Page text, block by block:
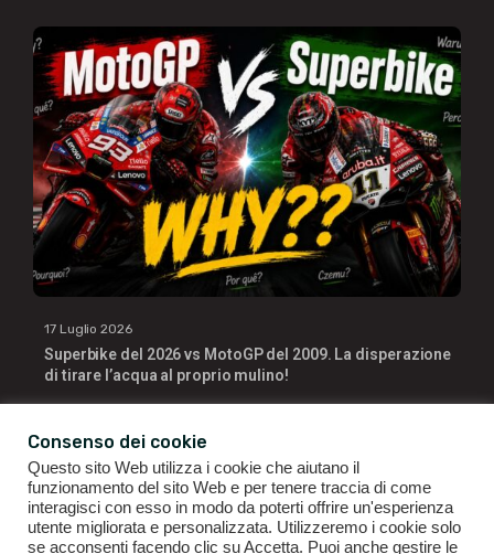
17 Luglio 2026
Superbike del 2026 vs MotoGP del 2009. La disperazione
di tirare l’acqua al proprio mulino!
Consenso dei cookie
Questo sito Web utilizza i cookie che aiutano il
funzionamento del sito Web e per tenere traccia di come
interagisci con esso in modo da poterti offrire un'esperienza
utente migliorata e personalizzata. Utilizzeremo i cookie solo
se acconsenti facendo clic su Accetta. Puoi anche gestire le